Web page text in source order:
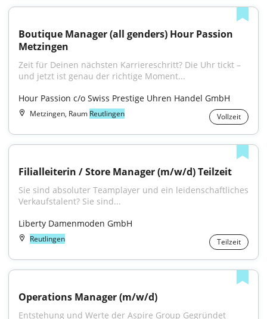
Boutique Manager (all genders) Hour Passion
Metzingen
Zeit für Deinen nächsten Karriereschritt? Die Uhr tickt –
und jetzt ist genau der richtige Moment...
Hour Passion c/o Swiss Prestige Uhren Handel GmbH
Metzingen, Raum Reutlingen Vollzeit
Filialleiterin / Store Manager (m/w/d) Teilzeit
Sie sind absoluter Teamplayer und ein leidenschaftliches
Verkaufstalent? Sie sind...
Liberty Damenmoden GmbH
Reutlingen Teilzeit
Operations Manager (m/w/d)
Entstehung und Werte der Aspire Group Gegründet